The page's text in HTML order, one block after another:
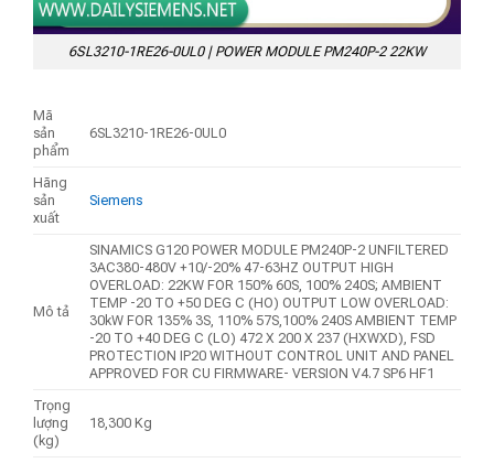
6SL3210-1RE26-0UL0 | POWER MODULE PM240P-2 22KW
Mã
sản
phẩm
6SL3210-1RE26-0UL0
Hãng
sản
xuất
Siemens
Mô tả
SINAMICS G120 POWER MODULE PM240P-2 UNFILTERED
3AC380-480V +10/-20% 47-63HZ OUTPUT HIGH
OVERLOAD: 22KW FOR 150% 60S, 100% 240S; AMBIENT
TEMP -20 TO +50 DEG C (HO) OUTPUT LOW OVERLOAD:
30kW FOR 135% 3S, 110% 57S,100% 240S AMBIENT TEMP
-20 TO +40 DEG C (LO) 472 X 200 X 237 (HXWXD), FSD
PROTECTION IP20 WITHOUT CONTROL UNIT AND PANEL
APPROVED FOR CU FIRMWARE- VERSION V4.7 SP6 HF1
Trọng
lượng
(kg)
18,300 Kg